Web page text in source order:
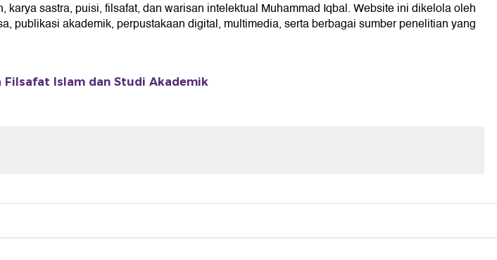
sastra, puisi, filsafat, dan warisan intelektual Muhammad Iqbal. Website ini dikelola oleh
publikasi akademik, perpustakaan digital, multimedia, serta berbagai sumber penelitian yang
Filsafat Islam dan Studi Akademik